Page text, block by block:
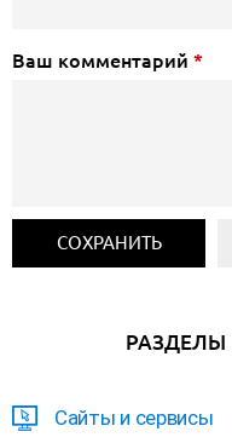
Ваш комментарий *
РАЗДЕЛЫ
Сайты и сервисы